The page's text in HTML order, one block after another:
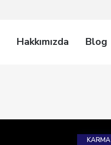
Hakkımızda Blog
KARMA